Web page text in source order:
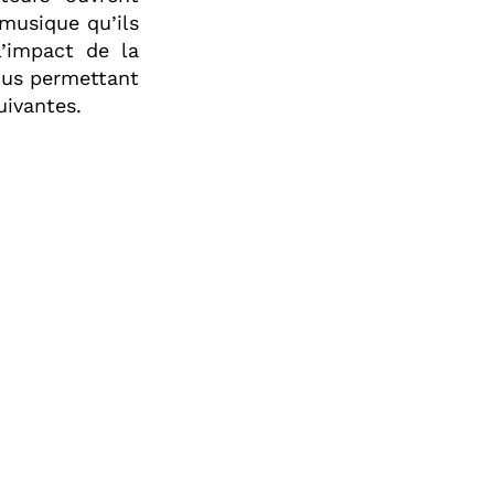
qu’ils
de la
permettant